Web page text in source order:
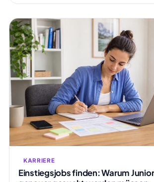
KARRIERE
Einstiegsjobs finden: Warum